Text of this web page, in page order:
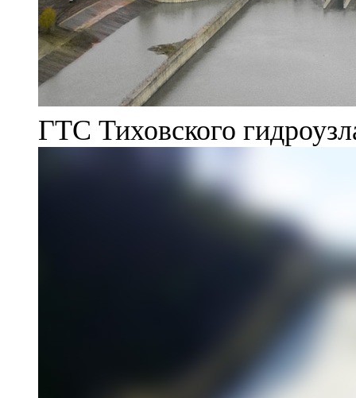
ГТС Тиховского